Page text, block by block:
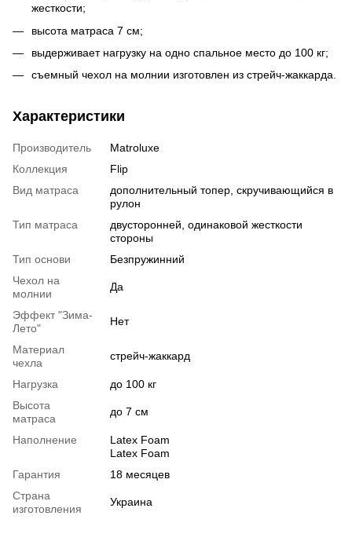
жесткости;
высота матраса 7 см;
выдерживает нагрузку на одно спальное место до 100 кг;
съемный чехол на молнии изготовлен из стрейч-жаккарда.
Характеристики
Производитель
Matroluxe
Коллекция
Flip
Вид матраса
дополнительный топер, скручивающийся в
рулон
Тип матраса
двусторонней, одинаковой жесткости
стороны
Тип основи
Безпружинний
Чехол на
молнии
Да
Эффект "Зима-
Лето"
Нет
Материал
чехла
стрейч-жаккард
Нагрузка
до 100 кг
Высота
матраса
до 7 см
Наполнение
Latex Foam
Latex Foam
Гарантия
18 месяцев
Страна
изготовления
Украина